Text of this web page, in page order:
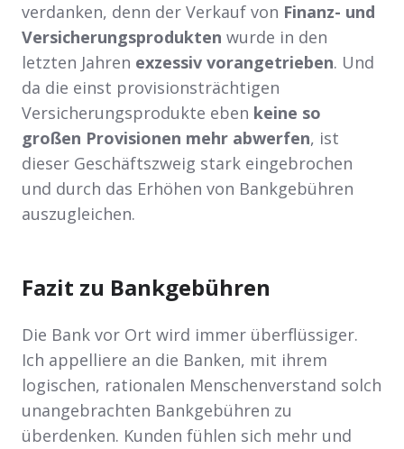
verdanken, denn der Verkauf von Finanz- und
Versicherungsprodukten wurde in den
letzten Jahren exzessiv vorangetrieben. Und
da die einst provisionsträchtigen
Versicherungsprodukte eben keine so
großen Provisionen mehr abwerfen, ist
dieser Geschäftszweig stark eingebrochen
und durch das Erhöhen von Bankgebühren
auszugleichen.
Fazit zu Bankgebühren
Die Bank vor Ort wird immer überflüssiger.
Ich appelliere an die Banken, mit ihrem
logischen, rationalen Menschenverstand solch
unangebrachten Bankgebühren zu
überdenken. Kunden fühlen sich mehr und